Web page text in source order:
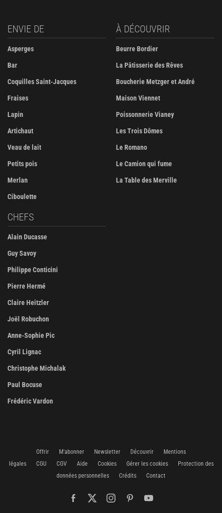
ENVIE DE
Asperges
Bar
Coquilles Saint-Jacques
Fraises
Lapin
Artichaut
Veau de lait
Petits pois
Merlan
Ciboulette
À DÉCOUVRIR
Beurre Bordier
La Pâtisserie des Rêves
Boucherie Metzger et André
Maison Viennet
Poissonnerie Vianey
Les Trois Dômes
Le Romano
Le Camion qui fume
La Table des Merville
CHEFS
Alain Ducasse
Guy Savoy
Philippe Conticini
Pierre Hermé
Claire Heitzler
Joël Robuchon
Anne-Sophie Pic
Cyril Lignac
Christophe Michalak
Paul Bocuse
Frédéric Vardon
Offrir M'abonner Newsletter Découvrir
Mentions
légales
CGU CGV Aide Cookies Gérer les cookies
Protection des
données personnelles
Crédits Contact